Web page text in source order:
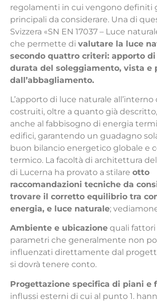
regolamenti in cui vengono definiti
principali da considerare. Una di
Svizzera «SN EN 17037 – Luce
che permette di valutare la luce
secondo quattro criteri: apporto
durata del soleggiamento, vista e
dall’abbagliamento.
L’apporto di luce naturale
costruiti, oltre a quanto già
anche al fabbisogno di energia
edifici, garantendo un guadagno
buon bilancio energetico globale e
termico. La facoltà di architettura
di Lucerna ha provato a stilare otto
raccomandazioni tecniche da
trovare il corretto equilibrio tra
energia, e luce naturale;
Ambiente e ubicazione quali fattori
parametri che generalmente non
influenzati direttamente dal
si dovrà tenere conto.
Progettazione specifica di piani e
influssi esterni di cui al punto 1.